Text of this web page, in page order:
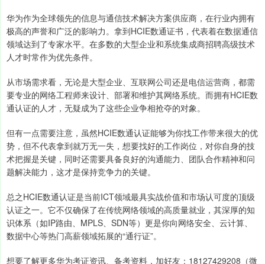
华为作为全球领先的信息与通信技术解决方案供应商，在行业内拥有
极高的声誉和广泛的影响力。拿到HCIE数通证书，代表着在数据通信
领域达到了专家水平。在多数的大型企业和系统集成商招聘高级技术
人才时常作为优先条件。
从市场需求看，无论是大型企业、互联网公司还是电信运营商，都需
要专业的网络工程师来设计、部署和维护其网络系统。而拥有HCIE数
通认证的人才，无疑成为了这些企业争相抢夺的对象。
但有一点需要注意，虽然HCIE数通认证能够为你找工作带来很大的优
势，但不代表拿到就万无一失，想要找好的工作岗位，对你自身的技
术把握是关键，同时还需要具备良好的沟通能力、团队合作精神和问
题解决能力，这才是保持竞争力的关键。
总之HCIE数通认证是当前ICT领域最具实战价值和市场认可度的顶级
认证之一。它不仅确保了在传统网络领域的高质量就业，其深厚的知
识体系（如IP路由、MPLS、SDN等）更是你向网络安全、云计算、
数据中心等热门高薪领域拓展的“通行证”。
想要了解更多华为考证资讯、备考资料，加好友：18127429208（微